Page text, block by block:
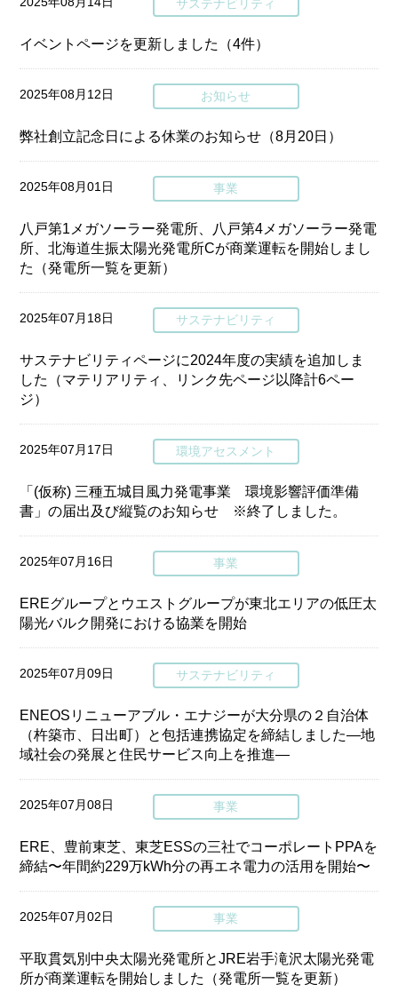
サステナビリティ
イベントページを更新しました（4件）
2025年08月12日 お知らせ
弊社創立記念日による休業のお知らせ（8月20日）
2025年08月01日 事業
八戸第1メガソーラー発電所、八戸第4メガソーラー発電
所、北海道生振太陽光発電所Cが商業運転を開始しまし
た（発電所一覧を更新）
2025年07月18日 サステナビリティ
サステナビリティページに2024年度の実績を追加しま
した（マテリアリティ、リンク先ページ以降計6ペー
ジ）
2025年07月17日 環境アセスメント
「(仮称) 三種五城目風力発電事業 環境影響評価準備
書」の届出及び縦覧のお知らせ ※終了しました。
2025年07月16日 事業
EREグループとウエストグループが東北エリアの低圧太
陽光バルク開発における協業を開始
2025年07月09日 サステナビリティ
ENEOSリニューアブル・エナジーが大分県の２自治体
（杵築市、日出町）と包括連携協定を締結しました—地
域社会の発展と住民サービス向上を推進—
2025年07月08日 事業
ERE、豊前東芝、東芝ESSの三社でコーポレートPPAを
締結〜年間約229万kWh分の再エネ電力の活用を開始〜
2025年07月02日 事業
平取貫気別中央太陽光発電所とJRE岩手滝沢太陽光発電
所が商業運転を開始しました（発電所一覧を更新）